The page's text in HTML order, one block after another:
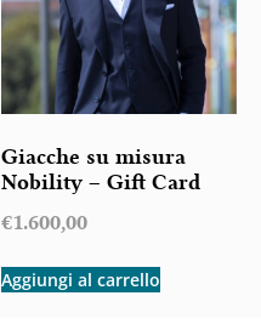
Giacche su misura
Nobility – Gift Card
€1.600,00
Aggiungi al carrello